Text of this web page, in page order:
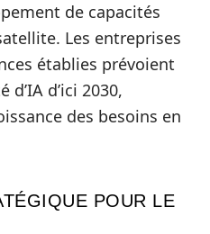
de capacités
Les entreprises
établies prévoient
d’ici 2030,
des besoins en
POUR LE